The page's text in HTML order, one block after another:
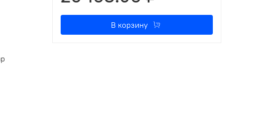
В корзину